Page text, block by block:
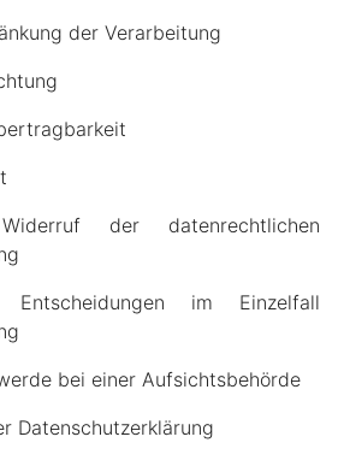
der Verarbeitung
der datenrechtlichen
im Einzelfall
bei einer Aufsichtsbehörde
Datenschutzerklärung